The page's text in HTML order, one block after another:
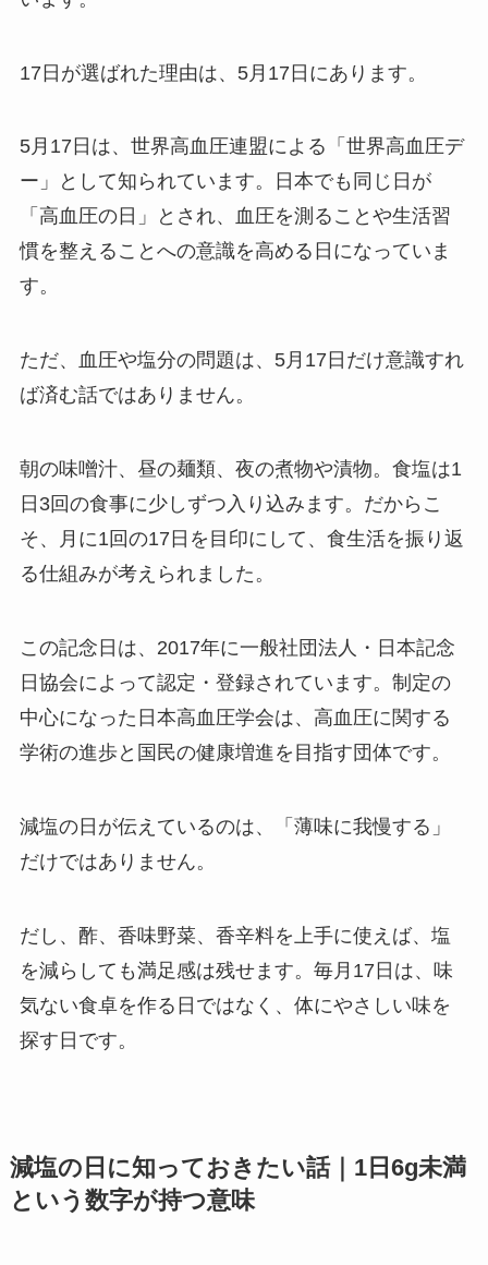
17日が選ばれた理由は、5月17日にあります。
5月17日は、世界高血圧連盟による「世界高血圧デ
ー」として知られています。日本でも同じ日が
「高血圧の日」とされ、血圧を測ることや生活習
慣を整えることへの意識を高める日になっていま
す。
ただ、血圧や塩分の問題は、5月17日だけ意識すれ
ば済む話ではありません。
朝の味噌汁、昼の麺類、夜の煮物や漬物。食塩は1
日3回の食事に少しずつ入り込みます。だからこ
そ、月に1回の17日を目印にして、食生活を振り返
る仕組みが考えられました。
この記念日は、2017年に一般社団法人・日本記念
日協会によって認定・登録されています。制定の
中心になった日本高血圧学会は、高血圧に関する
学術の進歩と国民の健康増進を目指す団体です。
減塩の日が伝えているのは、「薄味に我慢する」
だけではありません。
だし、酢、香味野菜、香辛料を上手に使えば、塩
を減らしても満足感は残せます。毎月17日は、味
気ない食卓を作る日ではなく、体にやさしい味を
探す日です。
減塩の日に知っておきたい話｜1日6g未満
という数字が持つ意味